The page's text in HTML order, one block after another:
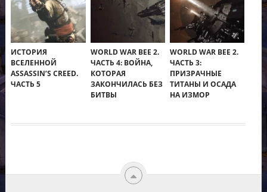
ИСТОРИЯ
ВСЕЛЕННОЙ
ASSASSIN’S CREED.
ЧАСТЬ 5
WORLD WAR BEE 2.
ЧАСТЬ 4: ВОЙНА,
КОТОРАЯ
ЗАКОНЧИЛАСЬ БЕЗ
БИТВЫ
WORLD WAR BEE 2.
ЧАСТЬ 3:
ПРИЗРАЧНЫЕ
ТИТАНЫ И ОСАДА
НА ИЗМОР